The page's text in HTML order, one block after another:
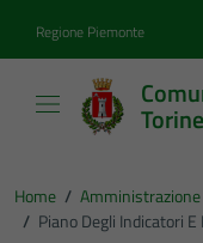
Regione Piemonte
Home /
/ Piano Degli Indicatori